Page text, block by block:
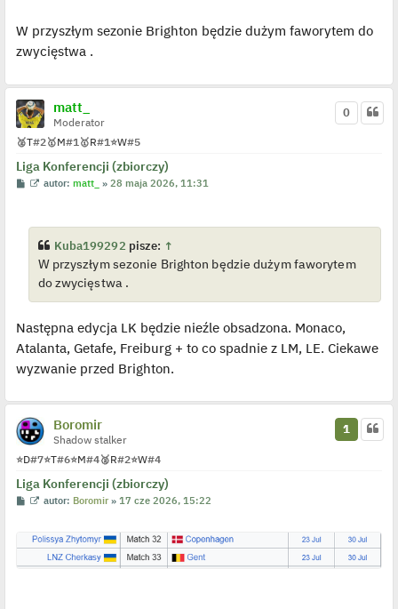
z
y
p
s
W przyszłym sezonie Brighton będzie dużym faworytem do
zwycięstwa .
matt_
Moderator
🥈T#2🥇M#1🥇R#1⭐W#5
Liga Konferencji (zbiorczy)
0
P
W
i
e
t
l
o
d
y
n
c
z
o
t
autor:matt_ »28 maja 2026, 11:31
Kuba199292 pisze: ↑
W przyszłym sezonie Brighton będzie dużym faworytem
do zwycięstwa .
Następna edycja LK będzie nieźle obsadzona. Monaco,
Atalanta, Getafe, Freiburg + to co spadnie z LM, LE. Ciekawe
wyzwanie przed Brighton.
Boromir
Shadow stalker
⭐D#7⭐T#6⭐M#4🥈R#2⭐W#4
Liga Konferencji (zbiorczy)
1
P
W
w
i
t
autor: Boromir »17 cze 2026, 15:22